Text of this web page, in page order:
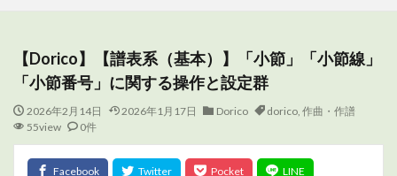
【Dorico】【譜表系（基本）】「小節」「小節線」
「小節番号」に関する操作と設定群
2026年2月14日 2026年1月17日 Dorico dorico, 作曲・作譜
55view
0件